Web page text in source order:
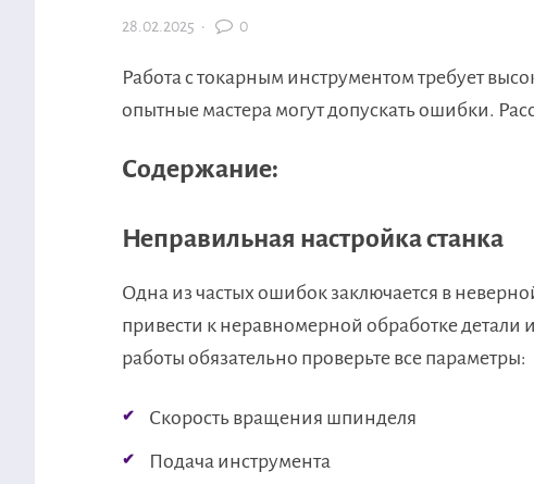
28.02.2025 · 0
Работа с токарным инструментом требует
опытные мастера могут допускать ошибки.
Содержание:
Неправильная настройка станка
Одна из частых ошибок заключается в
привести к неравномерной обработке
работы обязательно проверьте все параметры:
Скорость вращения шпинделя
Подача инструмента